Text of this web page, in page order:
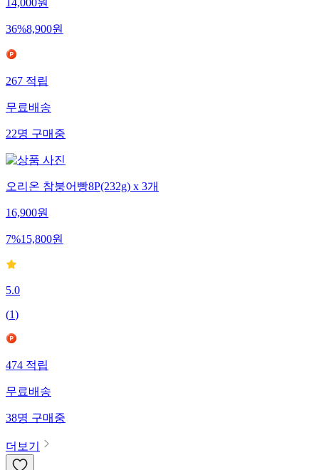
14,000원
36%8,900원
267적립
무료배송
22명구매중
오리온 참붕어빵8P(232g) x 3개
16,900원
7%15,800원
5.0
(1)
474적립
무료배송
38명구매중
더보기